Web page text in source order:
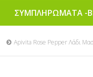
ΣΥΜΠΛΗΡΩΜΑΤΑ -
Apivita Rose Pepper Λάδι